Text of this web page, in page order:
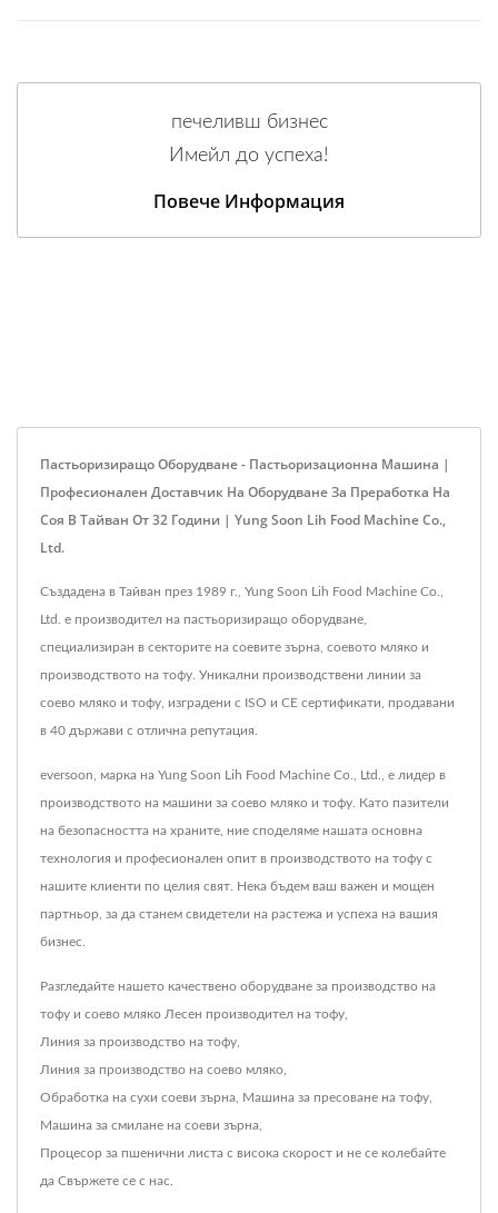
печеливш бизнес
Имейл до успеха!
Повече Информация
Пастьоризиращо Оборудване - Пастьоризационна Машина |
Професионален Доставчик На Оборудване За Преработка На
Соя В Тайван От 32 Години | Yung Soon Lih Food Machine Co.,
Ltd.
Създадена в Тайван през 1989 г., Yung Soon Lih Food Machine Co.,
Ltd. е производител на пастьоризиращо оборудване,
специализиран в секторите на соевите зърна, соевото мляко и
производството на тофу. Уникални производствени линии за
соево мляко и тофу, изградени с ISO и CE сертификати, продавани
в 40 държави с отлична репутация.
eversoon, марка на Yung Soon Lih Food Machine Co., Ltd., е лидер в
производството на машини за соево мляко и тофу. Като пазители
на безопасността на храните, ние споделяме нашата основна
технология и професионален опит в производството на тофу с
нашите клиенти по целия свят. Нека бъдем ваш важен и мощен
партньор, за да станем свидетели на растежа и успеха на вашия
бизнес.
Разгледайте нашето качествено оборудване за производство на
тофу и соево мляко Лесен производител на тофу
Линия за производство на тофу
Линия за производство на соево мляко
Обработка на сухи соеви зърна Машина за пресоване на тофу
Машина за смилане на соеви зърна
Процесор за пшенични листа с висока скорост и не се колебайте
да Свържете се с нас